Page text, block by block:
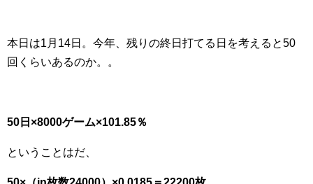
本日は1月14日。今年、残りの終日打てる日を考えると50
回くらいあるのか。。
50日×8000ゲーム×101.85％
ということはだ、